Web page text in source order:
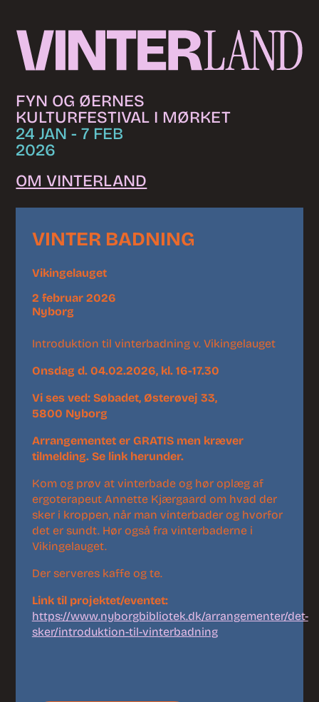
FYN OG ØERNES
KULTURFESTIVAL I MØRKET
24 JAN - 7 FEB
2026
OM VINTERLAND
VINTER BADNING
Vikingelauget
2 februar 2026
Nyborg
Introduktion til vinterbadning v. Vikingelauget
Onsdag d. 04.02.2026, kl. 16-17.30
Vi ses ved: Søbadet, Østerøvej 33,
5800 Nyborg
Arrangementet er GRATIS men kræver
tilmelding. Se link herunder.
Kom og prøv at vinterbade og hør oplæg af
ergoterapeut Annette Kjærgaard om hvad der
sker i kroppen, når man vinterbader og hvorfor
det er sundt. Hør også fra vinterbaderne i
Vikingelauget.
Der serveres kaffe og te.
Link til projektet/eventet:
https://www.nyborgbibliotek.dk/arrangementer/det-
sker/introduktion-til-vinterbadning